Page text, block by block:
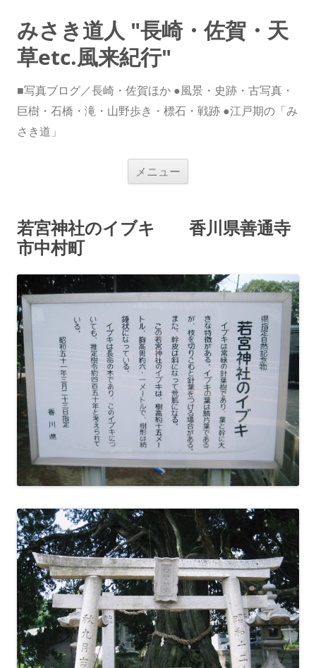
みさき道人 "長崎・佐賀・天
草etc.風来紀行"
■写真ブログ／長崎・佐賀ほか ●風景・史跡・古写真・
巨樹・石橋・滝・山野歩き・標石・戦跡 ●江戸期の「み
さき道」
メニュー
ス
キ
若宮神社のイブキ 香川県善通寺
市中村町